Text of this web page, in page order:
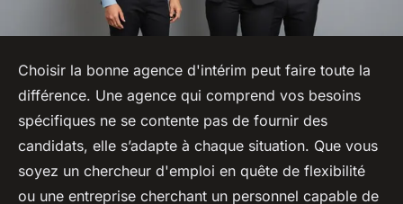
Choisir la bonne agence d'intérim peut faire toute la
différence. Une agence qui comprend vos besoins
spécifiques ne se contente pas de fournir des
candidats, elle s’adapte à chaque situation. Que vous
soyez un chercheur d'emploi en quête de flexibilité
ou une entreprise cherchant un personnel capable de